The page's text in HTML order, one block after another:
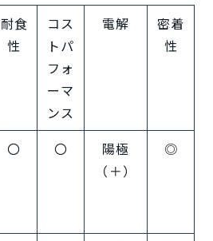
耐食
性
コス
トパ
フォ
ーマ
ンス
電解
密着
性
〇 〇
陽極
（＋）
◎